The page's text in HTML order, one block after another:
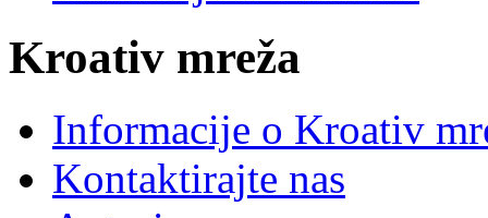
Kroativ mreža
Informacije o Kroativ
Kontaktirajte nas